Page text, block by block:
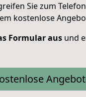
Sie zum
kostenlose
Formular aus und